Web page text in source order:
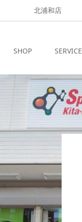
北浦和店
SHOP SERVICE